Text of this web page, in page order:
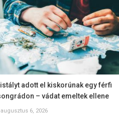
adott el kiskorúnak egy férfi
– vádat emeltek ellene
augusztus 6, 2026